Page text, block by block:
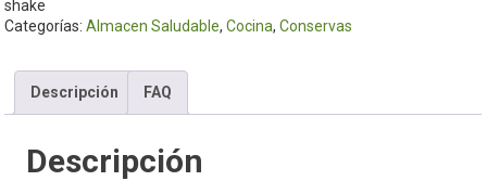
290
Alcaraz
cantidad
Categorías:Almacen Saludable,Cocina,Conservas
Descripción FAQ
Descripción